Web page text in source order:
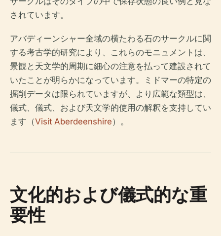
されています。
アバディーンシャー全域の横たわる石のサークルに関
する考古学的研究により、これらのモニュメントは、
景観と天文学的周期に細心の注意を払って建設されて
いたことが明らかになっています。ミドマーの特定の
掘削データは限られていますが、より広範な類型は、
儀式、儀式、および天文学的使用の解釈を支持してい
ます（Visit Aberdeenshire）。
文化的および儀式的な重
要性